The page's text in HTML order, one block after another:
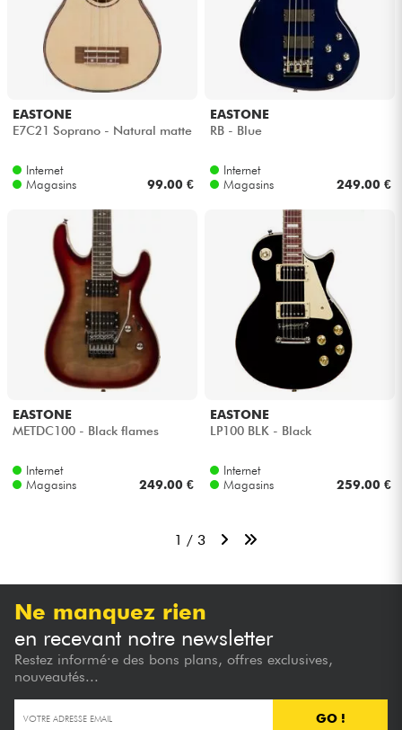
EASTONE
E7C21 Soprano - Natural matte
Internet
Magasins
99.00 €
EASTONE
RB - Blue
Internet
Magasins
249.00 €
EASTONE
METDC100 - Black flames
Internet
Magasins
249.00 €
EASTONE
LP100 BLK - Black
Internet
Magasins
259.00 €
1 / 3
Ne manquez rien
en recevant notre newsletter
Restez informé·e des bons plans, offres exclusives,
nouveautés...
GO !